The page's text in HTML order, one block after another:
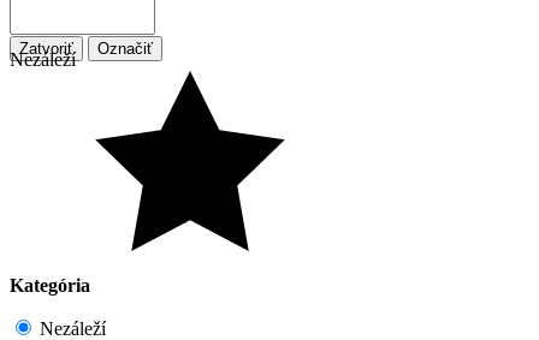
Zatvoriť Označiť
Nezáleží
Kategória
Nezáleží